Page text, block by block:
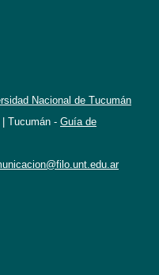
Nacional de Tucumán
Tucumán - Guía de